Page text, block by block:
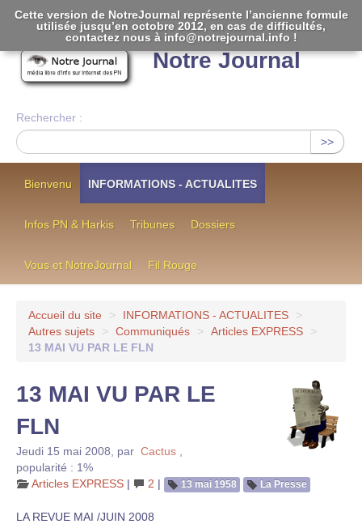
Notre Journal
Rechercher :
>>
Bienvenu INFORMATIONS - ACTUALITES
Infos PN & Harkis Tribunes Dossiers
Vous et NotreJournal Fil Rouge
Accueil du site > INFORMATIONS - ACTUALITES
>
Autres sujets
> Communiqués > Articles EXPRESS
>
13 MAI VU PAR LE FLN
13 MAI VU PAR LE
FLN
Jeudi 15 mai 2008 par Cactus
popularité : 1%
Articles EXPRESS | 2 | 13 mai 1958 La Presse
LA REVUE MAI /JUIN 2008
Cette version de NotreJournal représente l’ancienne formule
utilisée jusqu’en octobre 2012, en cas de difficultés,
contactez nous à info@notrejournal.info !